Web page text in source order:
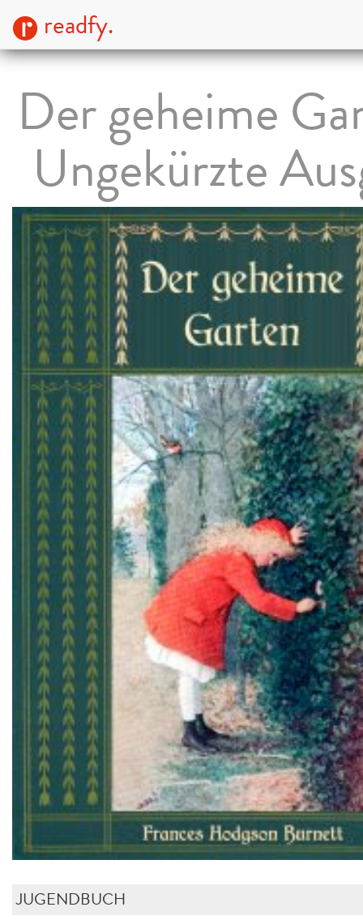
readfy.
Der geheime
Ungekürzte
JUGENDBUCH